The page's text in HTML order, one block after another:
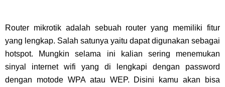
Router mikrotik adalah sebuah router yang memiliki fitur
yang lengkap. Salah satunya yaitu dapat digunakan sebagai
hotspot. Mungkin selama ini kalian sering menemukan
sinyal internet wifi yang di lengkapi dengan password
dengan motode WPA atau WEP. Disini kamu akan bisa